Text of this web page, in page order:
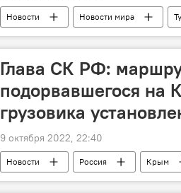
Новости Новости мира
Глава СК РФ:
подорвавшегося на
грузовика
9 октября 2022, 22:40
Новости Россия Крым
теракт
Следственный комитет